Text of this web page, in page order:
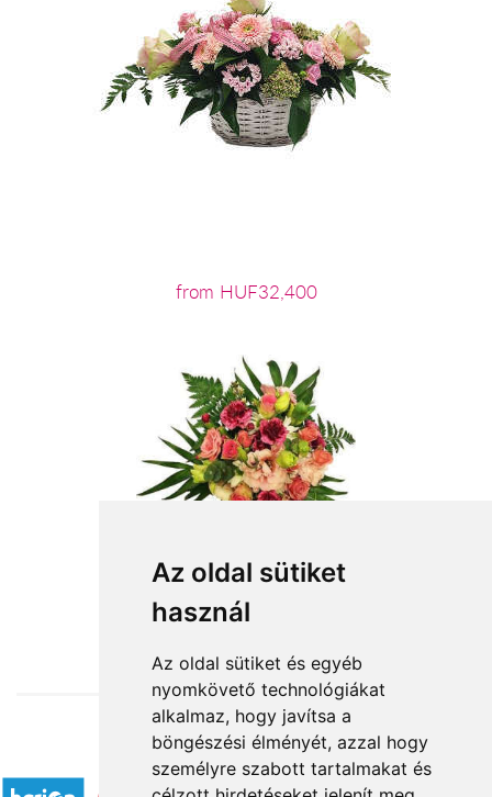
Az oldal sütiket
használ
Az oldal sütiket és egyéb
nyomkövető technológiákat
alkalmaz, hogy javítsa a
böngészési élményét, azzal hogy
személyre szabott tartalmakat és
from HUF32,400
from HUF23,920
Accepted payment methods